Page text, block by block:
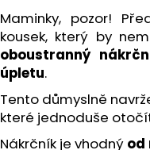
z
5
hvězdiček.
Maminky, pozor!
kousek, který by
oboustranný
úpletu.
Tento důmyslně
které jednoduše
Nákrčník je vhodný od